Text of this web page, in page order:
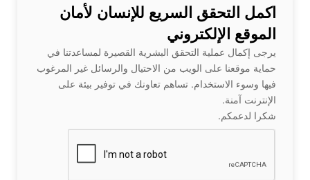
اكمل التحقق السريع للإنسان لأمان
الموقع الإلكتروني
يرجى إكمال عملية التحقق البشرية القصيرة لمساعدتنا في
حماية موقعنا على الويب من الاحتيال والرسائل غير المرغوب
فيها وسوء الاستخدام. تساهم تعاونك في توفير بيئة على
الإنترنت آمنة.
شكرا لدعمكم.